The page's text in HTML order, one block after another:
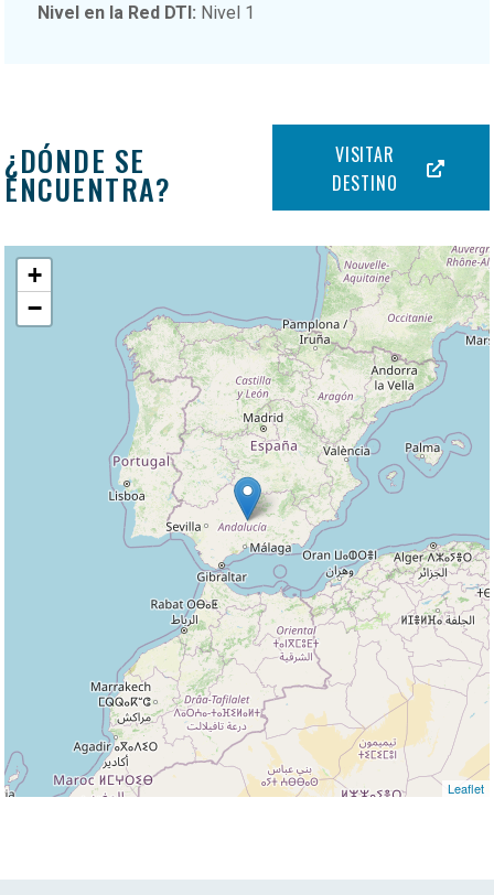
Nivel en la Red DTI: Nivel 1
¿DÓNDE SE
ENCUENTRA?
VISITAR
DESTINO
+
−
Leaflet